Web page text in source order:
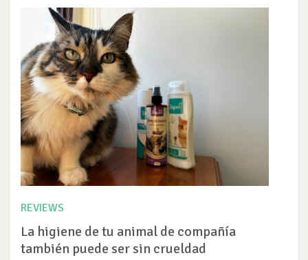
REVIEWS
La higiene de tu animal de compañía
también puede ser sin crueldad